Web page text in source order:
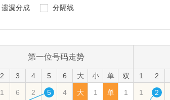
遗漏分成
分隔线
第一位号码走势
2 3 4 5 6 大 小 单 双 1 2
1 6 2 5 4 大 1 单 1 1 2